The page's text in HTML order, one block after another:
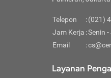
Telepon :(021)
Jam Kerja :Senin
Email
:
Layanan